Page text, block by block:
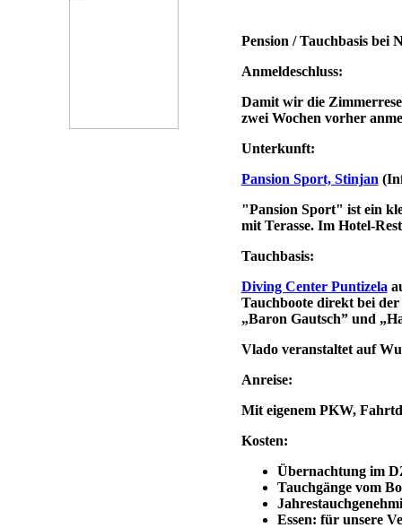
Pension / Tauchbasis bei
Anmeldeschluss:
Damit wir die
zwei Wochen vorher
Unterkunft:
Pansion Sport, Stinjan
"Pansion Sport" ist ein
mit Terasse. Im Hotel-
Tauchbasis:
Diving Center Puntizela
Tauchboote direkt bei
„Baron Gautsch” und
Vlado veranstaltet auf
Anreise:
Mit eigenem PKW,
Kosten:
Übernachtung im
Tauchgänge vom
Essen: für unsere